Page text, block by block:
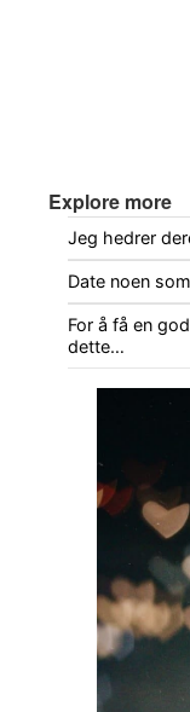
Explore more
Jeg hedrer
Date noen
For å få en
dette…